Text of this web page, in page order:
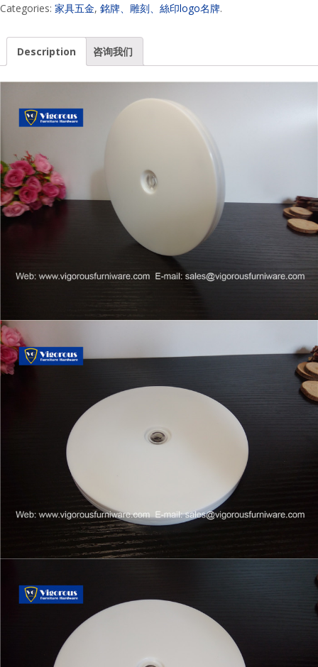
Categories: 家具五金, 銘牌、雕刻、絲印logo名牌.
Description 咨询我们